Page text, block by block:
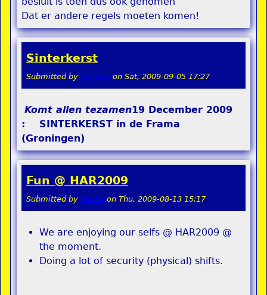
Dat er andere regels moeten komen!
Sinterkerst
Submitted by Velasca on Sat, 2009-09-05 17:27
Komt allen tezamen19 December 2009
: SINTERKERST in de Frama
(Groningen)
Fun @ HAR2009
Submitted by pokon on Thu, 2009-08-13 15:17
We are enjoying our selfs @ HAR2009 @
the moment.
Doing a lot of security (physical) shifts.